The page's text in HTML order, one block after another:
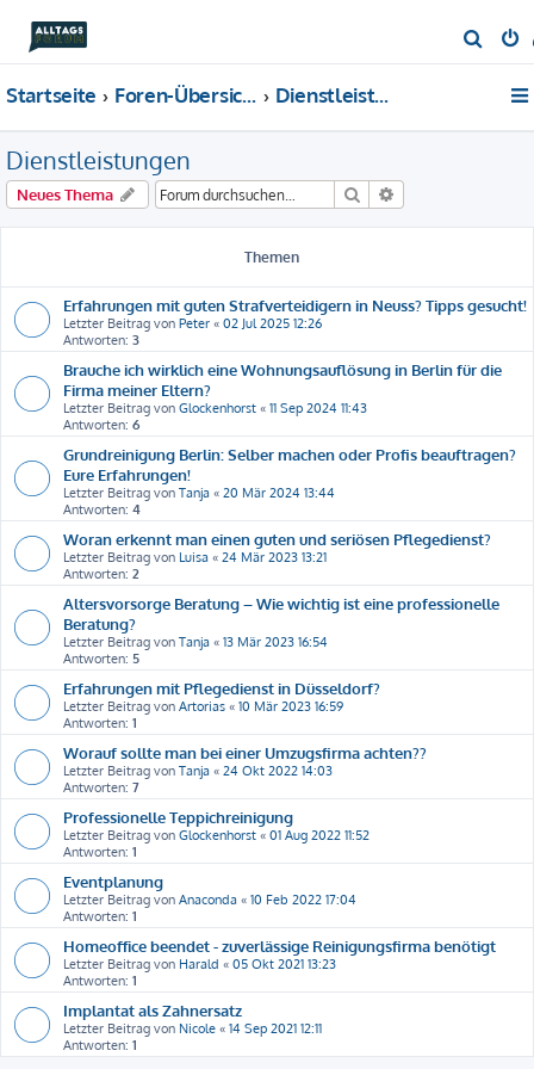
u
Startseite Foren-Übersicht Dienstleistungen
Dienstleistungen
Neues Thema Suche
Themen
Erfahrungen mit guten Strafverteidigern in Neuss? Tipps gesucht!
Letzter Beitrag von Peter « 02 Jul 2025 12:26
Antworten: 3
Brauche ich wirklich eine Wohnungsauflösung in Berlin für die
Firma meiner Eltern?
Letzter Beitrag von Glockenhorst « 11 Sep 2024 11:43
Antworten: 6
Grundreinigung Berlin: Selber machen oder Profis beauftragen?
Eure Erfahrungen!
Letzter Beitrag von Tanja « 20 Mär 2024 13:44
Antworten: 4
Woran erkennt man einen guten und seriösen Pflegedienst?
Letzter Beitrag von Luisa « 24 Mär 2023 13:21
Antworten: 2
Altersvorsorge Beratung – Wie wichtig ist eine professionelle
Beratung?
Letzter Beitrag von Tanja « 13 Mär 2023 16:54
Antworten: 5
Erfahrungen mit Pflegedienst in Düsseldorf?
Letzter Beitrag von Artorias « 10 Mär 2023 16:59
Antworten: 1
Worauf sollte man bei einer Umzugsfirma achten??
Letzter Beitrag von Tanja « 24 Okt 2022 14:03
Antworten: 7
Professionelle Teppichreinigung
Letzter Beitrag von Glockenhorst « 01 Aug 2022 11:52
Antworten: 1
Eventplanung
Letzter Beitrag von Anaconda « 10 Feb 2022 17:04
Antworten: 1
Homeoffice beendet - zuverlässige Reinigungsfirma benötigt
Letzter Beitrag von Harald « 05 Okt 2021 13:23
Antworten: 1
Implantat als Zahnersatz
Letzter Beitrag von Nicole « 14 Sep 2021 12:11
Antworten: 1